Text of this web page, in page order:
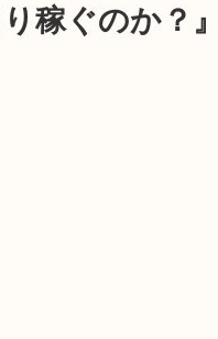
り稼ぐのか？